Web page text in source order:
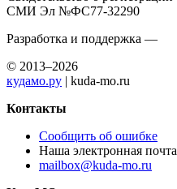
СМИ Эл №ФС77-32290
Разработка и поддержка —
© 2013–2026
кудамо.ру | kuda-mo.ru
Контакты
Сообщить об ошибке
Наша электронная почта
mailbox@kuda-mo.ru